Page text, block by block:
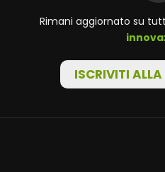
Rimani aggiornato su
ISCRIVITI ALLA